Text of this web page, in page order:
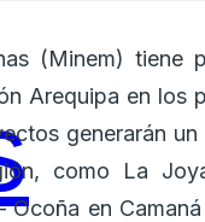
(Minem) tiene
Arequipa en los
generarán
como La
en